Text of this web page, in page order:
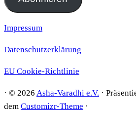
Impressum
Datenschutzerklärung
EU Cookie-Richtlinie
· © 2026 Asha-Varadhi e.V. ·
dem Customizr-Theme ·